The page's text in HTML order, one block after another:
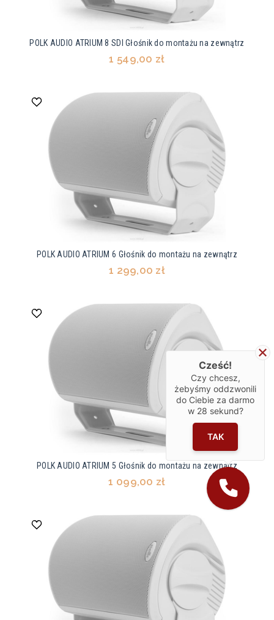
POLK AUDIO ATRIUM 8 SDI Głośnik do montażu na zewnątrz
1 549,00 zł
POLK AUDIO ATRIUM 6 Głośnik do montażu na zewnątrz
1 299,00 zł
POLK AUDIO ATRIUM 5 Głośnik do montażu na zewnątrz
1 099,00 zł
Cześć!
Czy chcesz,
żebyśmy oddzwonili
do Ciebie za darmo
w 28 sekund?
TAK